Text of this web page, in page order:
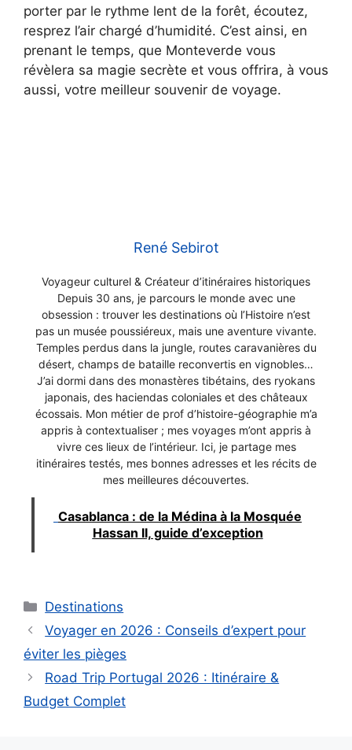
porter par le rythme lent de la forêt, écoutez,
resprez l’air chargé d’humidité. C’est ainsi, en
prenant le temps, que Monteverde vous
révèlera sa magie secrète et vous offrira, à vous
aussi, votre meilleur souvenir de voyage.
René Sebirot
Voyageur culturel & Créateur d’itinéraires historiques
Depuis 30 ans, je parcours le monde avec une
obsession : trouver les destinations où l’Histoire n’est
pas un musée poussiéreux, mais une aventure vivante.
Temples perdus dans la jungle, routes caravanières du
désert, champs de bataille reconvertis en vignobles…
J’ai dormi dans des monastères tibétains, des ryokans
japonais, des haciendas coloniales et des châteaux
écossais. Mon métier de prof d’histoire-géographie m’a
appris à contextualiser ; mes voyages m’ont appris à
vivre ces lieux de l’intérieur. Ici, je partage mes
itinéraires testés, mes bonnes adresses et les récits de
mes meilleures découvertes.
Casablanca : de la Médina à la Mosquée
Hassan II, guide d’exception
Catégories
Destinations
Voyager en 2026 : Conseils d’expert pour
éviter les pièges
Road Trip Portugal 2026 : Itinéraire &
Budget Complet